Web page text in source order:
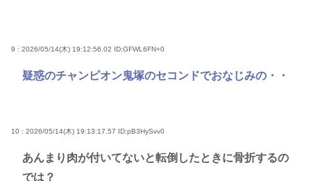
9 : 2026/05/14(木) 19:12:56.02 ID:GFWL6FN+0
疑惑のチャンピオン鬼塚のセコンドでおなじみの・・
10 : 2026/05/14(木) 19:13:17.57 ID:pB3HySvv0
あんまり肉が付いてないと転倒したときに骨折するの
では？